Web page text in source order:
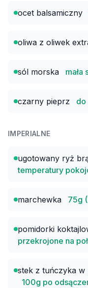
ocet balsamiczny
oliwa z oliwek
sól morska mała
czarny pieprz do
IMPERIALNE
ugotowany ryż
temperatury
marchewka 75g
pomidorki
przekrojone na
stek z tuńczyka w
100g po